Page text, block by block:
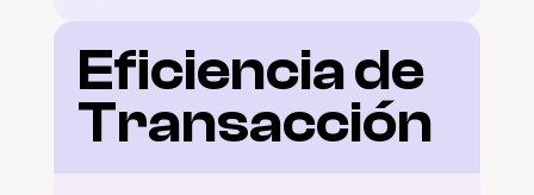
Eficiencia de
Transacción